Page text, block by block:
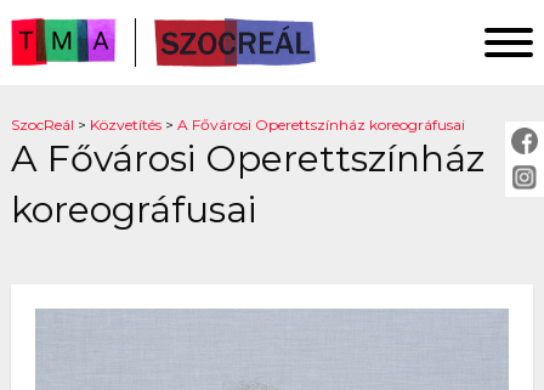
FŐOLDAL
KUTATÁS
KÖZZÉTÉTEL
KÖZVETÍTÉS
SzocReál > Közvetítés> A Fővárosi Operettszínház koreográfusai
A Fővárosi Operettszínház
koreográfusai